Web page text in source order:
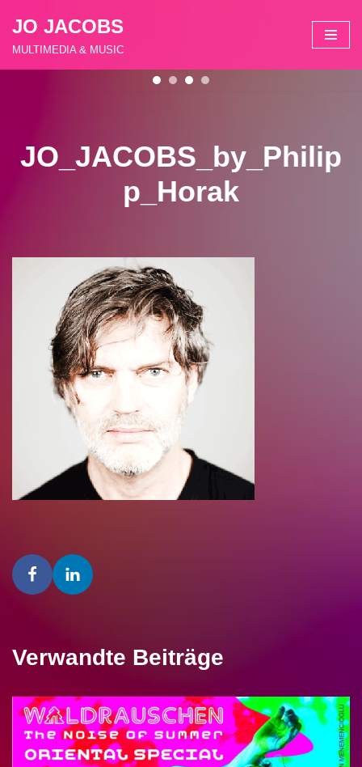
Zum
JO JACOBS
MULTIMEDIA & MUSIC
JO_JACOBS_by_Philip
p_Horak
Verwandte Beiträge